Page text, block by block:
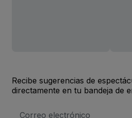
Recibe sugerencias de
directamente en tu bandeja de
de